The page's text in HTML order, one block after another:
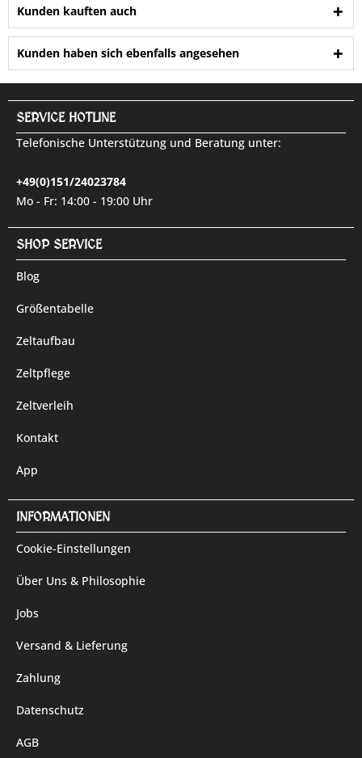
Kunden kauften auch
Kunden haben sich ebenfalls angesehen
SERVICE HOTLINE
Telefonische Unterstützung und Beratung unter:
+49(0)151/24023784
Mo - Fr: 14:00 - 19:00 Uhr
SHOP SERVICE
Blog
Größentabelle
Zeltaufbau
Zeltpflege
Zeltverleih
Kontakt
App
INFORMATIONEN
Cookie-Einstellungen
Über Uns & Philosophie
Jobs
Versand & Lieferung
Zahlung
Datenschutz
AGB